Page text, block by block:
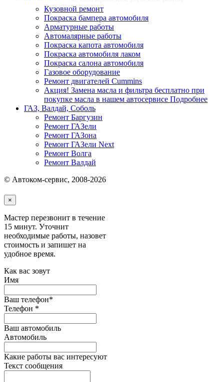
Кузовной ремонт
Покраска бампера автомобиля
Арматурные работы
Автомалярные работы
Покраска капота автомобиля
Покраска автомобиля лаком
Покраска салона автомобиля
Газовое оборудование
Ремонт двигателей Cummins
Акция! Замена масла и фильтра бесплатно при
покупке масла в нашем автосервисе Подробнее
ГАЗ, Валдай, Соболь
Ремонт Баргузин
Ремонт ГАЗели
Ремонт ГАЗона
Ремонт ГАЗели Next
Ремонт Волга
Ремонт Валдай
© Автоком-сервис, 2008-2026
×
Мастер перезвонит в течение
15 минут. Уточнит
необходимые работы, назовет
стоимость и запишет на
удобное время.
Как вас зовут
Имя
Ваш телефон*
Телефон *
Ваш автомобиль
Автомобиль
Какие работы вас интересуют
Текст сообщения